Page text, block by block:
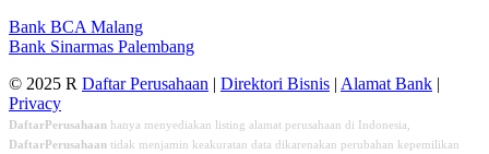
Bank BCA Malang
Bank Sinarmas Palembang
© 2025 R Daftar Perusahaan | Direktori Bisnis | Alamat Bank |
Privacy
DaftarPerusahaan hanya menyediakan listing alamat perusahaan di Indonesia,
DaftarPerusahaan tidak menjamin keakuratan data dikarenakan perubahan kepemilikan